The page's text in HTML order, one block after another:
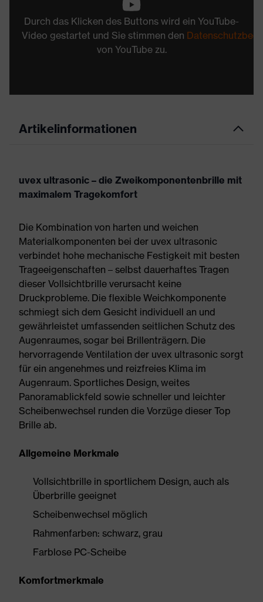
Durch das Klicken des Buttons wird ein YouTube-
Video gestartet und Sie stimmen den
von YouTube zu.
Artikelinformationen
uvex ultrasonic – die Zweikomponentenbrille mit
maximalem Tragekomfort
Die Kombination von harten und weichen
Materialkomponenten bei der uvex ultrasonic
verbindet hohe mechanische Festigkeit mit besten
Trageeigenschaften – selbst dauerhaftes Tragen
dieser Vollsichtbrille verursacht keine
Druckprobleme. Die flexible Weichkomponente
schmiegt sich dem Gesicht individuell an und
gewährleistet umfassenden seitlichen Schutz des
Augenraumes, sogar bei Brillenträgern. Die
hervorragende Ventilation der uvex ultrasonic sorgt
für ein angenehmes und reizfreies Klima im
Augenraum. Sportliches Design, weites
Panoramablickfeld sowie schneller und leichter
Scheibenwechsel runden die Vorzüge dieser Top
Brille ab.
Allgemeine Merkmale
Vollsichtbrille in sportlichem Design, auch als
Überbrille geeignet
Scheibenwechsel möglich
Rahmenfarben: schwarz, grau
Farblose PC-Scheibe
Komfortmerkmale